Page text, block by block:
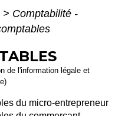
> Comptabilité -
de l'information légale et
du micro-entrepreneur